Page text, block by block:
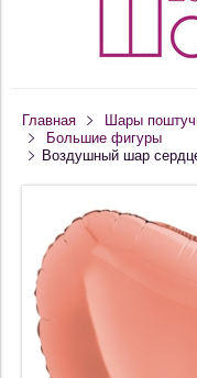
Главная Шары
Большие фигуры
Воздушный шар